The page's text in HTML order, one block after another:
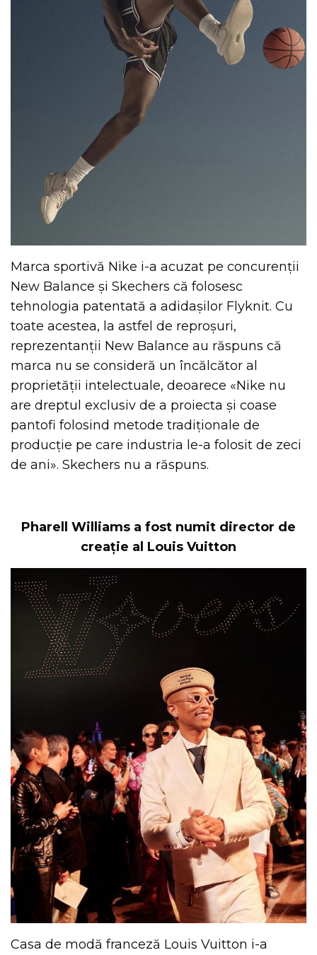
Marca sportivă Nike i-a acuzat pe concurenții
New Balance și Skechers că folosesc
tehnologia patentată a adidașilor Flyknit. Cu
toate acestea, la astfel de reproșuri,
reprezentanții New Balance au răspuns că
marca nu se consideră un încălcător al
proprietății intelectuale, deoarece «Nike nu
are dreptul exclusiv de a proiecta și coase
pantofi folosind metode tradiționale de
producție pe care industria le-a folosit de zeci
de ani». Skechers nu a răspuns.
Pharell Williams a fost numit director de
creație al Louis Vuitton
Casa de modă franceză Louis Vuitton i-a